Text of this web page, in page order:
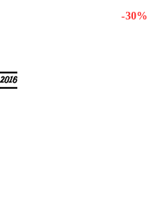
- 30 %